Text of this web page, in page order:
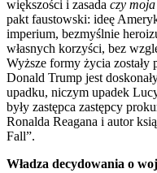
większości i zasada czy
pakt faustowski: ideę
imperium, bezmyślnie
własnych korzyści, bez
Wyższe formy życia zostały
Donald Trump jest
upadku, niczym upadek
były zastępca zastępcy
Ronalda Reagana i autor
Fall”.
Władza decydowania o